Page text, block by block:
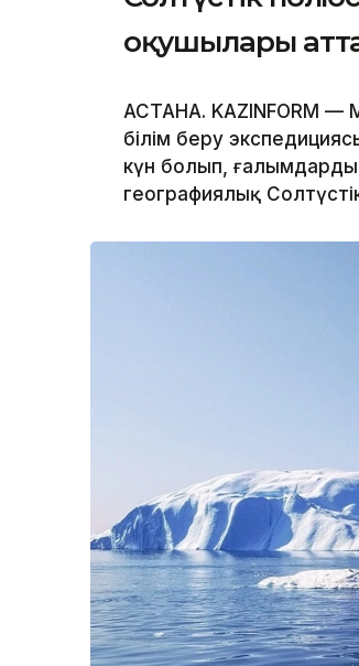
оқушылары
АСТАНА. KAZINFORM —
білім беру
күн болып,
географиялық